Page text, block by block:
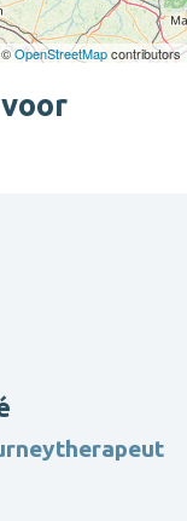
OpenStreetMapcontributors